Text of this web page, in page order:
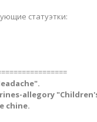
статуэтки:
allegory
chine.